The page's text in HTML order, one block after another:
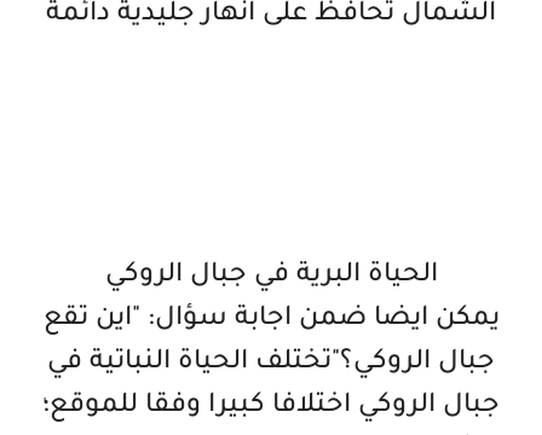
الشمال تحافظ على انهار جليدية دائمة
الحياة البرية في جبال الروكي
يمكن ايضا ضمن اجابة سؤال: "اين تقع
جبال الروكي؟"تختلف الحياة النباتية في
جبال الروكي اختلافا كبيرا وفقا للموقع؛